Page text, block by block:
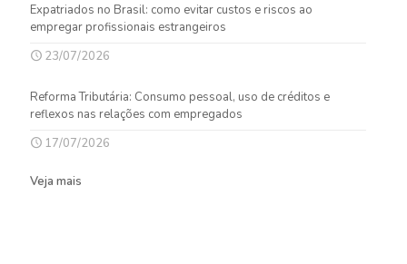
Expatriados no Brasil: como evitar custos e riscos ao
empregar profissionais estrangeiros
23/07/2026
Reforma Tributária: Consumo pessoal, uso de créditos e
reflexos nas relações com empregados
17/07/2026
Veja mais